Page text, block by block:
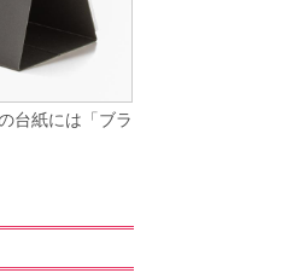
台紙には「ブラ